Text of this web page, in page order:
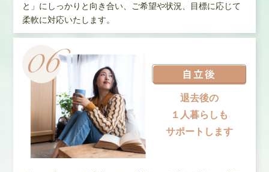
と」にしっかりと向き合い、ご希望や状況、目標に応じて
柔軟に対応いたします。
退去後の
１人暮らしも
サポートします